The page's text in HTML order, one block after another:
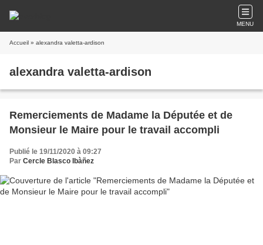
MENU
Accueil » alexandra valetta-ardison
alexandra valetta-ardison
Remerciements de Madame la Députée et de
Monsieur le Maire pour le travail accompli
Publié le 19/11/2020 à 09:27
Par Cercle Blasco Ibàñez